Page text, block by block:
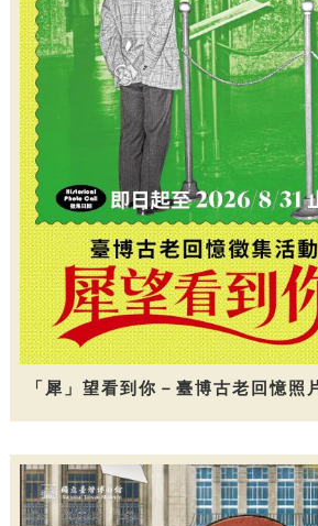
「犀」望看到你－臺博古老回憶照